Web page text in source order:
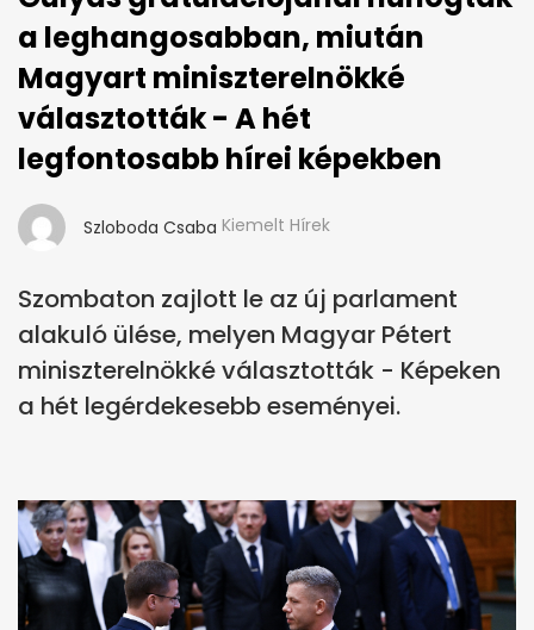
a leghangosabban, miután
Magyart miniszterelnökké
választották - A hét
legfontosabb hírei képekben
Szloboda Csaba Kiemelt Hírek
Szombaton zajlott le az új parlament
alakuló ülése, melyen Magyar Pétert
miniszterelnökké választották - Képeken
a hét legérdekesebb eseményei.